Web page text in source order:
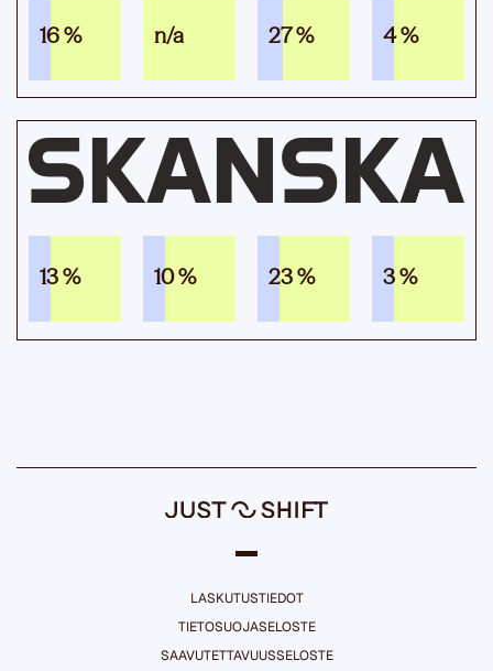
16 % n/a 27 % 4 %
13 % 10 % 23 % 3 %
LASKUTUSTIEDOT
TIETOSUOJASELOSTE
SAAVUTETTAVUUSSELOSTE